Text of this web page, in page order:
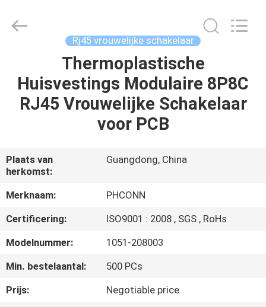
PRODUCTEN
ONS
FABRIEKSREIS
KWALITEITSCONTROLE
CONTACTEER
ONS
Rj45 vrouwelijke schakelaar
Thermoplastische
Huisvestings Modulaire 8P8C
RJ45 Vrouwelijke Schakelaar
voor PCB
Plaats van
herkomst:
Guangdong, China
Merknaam:
PHCONN
Certificering:
ISO9001 : 2008 , SGS , RoHs
Modelnummer:
1051-208003
Min. bestelaantal:
500 PCs
Prijs:
Negotiable price